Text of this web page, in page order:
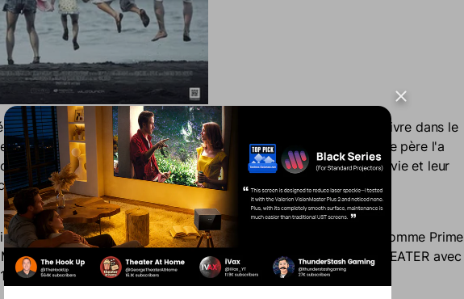
sur la vie d'une famille japonaise défavorisée qui a appris à survivre dans le
au vol à l'étalage. La famille adopte une fille un jour après que le père l'a
par une journée froide, mais cette seule décision change leur vie et leur
la communauté d'une manière qu'ils n'avaient pas imaginée.
en streaming sur tous les principaux services de streaming
comme Prime
ou Apple TV+, et disponible directement sur le Formovie THEATER avec